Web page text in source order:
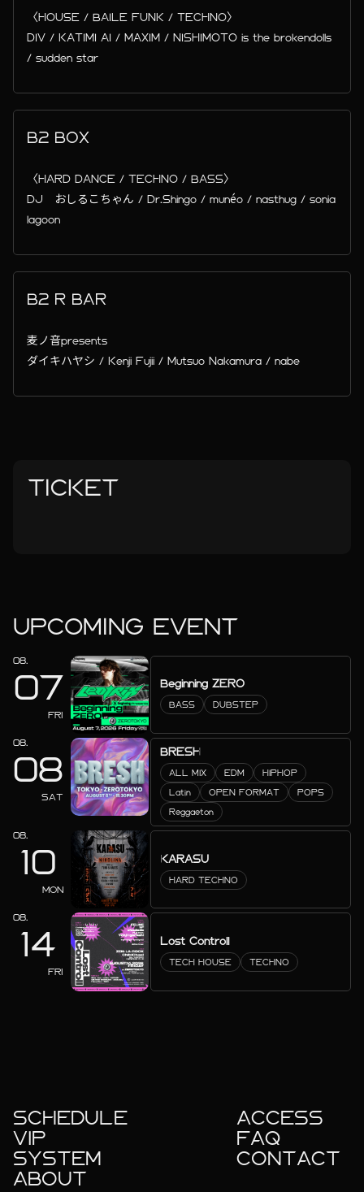
〈HOUSE / BAILE FUNK / TECHNO〉
DIV / KATIMI AI / MAXIM / NISHIMOTO is the brokendolls
/ sudden star
B2 BOX
〈HARD DANCE / TECHNO / BASS〉
DJ おしるこちゃん / Dr.Shingo / munéo / nasthug / sonia
lagoon
B2 R BAR
麦ノ音presents
ダイキハヤシ / Kenji Fujii / Mutsuo Nakamura / nabe
TICKET
UPCOMING EVENT
08.
07
FRI
Beginning ZERO
BASS DUBSTEP
08.
08
SAT
BRESH
ALL MIX EDM HIPHOP
Latin OPEN FORMAT POPS
Reggaeton
08.
10
MON
KARASU
HARD TECHNO
08.
14
FRI
Lost Controll
TECH HOUSE TECHNO
SCHEDULE
ACCESS
VIP
FAQ
SYSTEM
CONTACT
ABOUT